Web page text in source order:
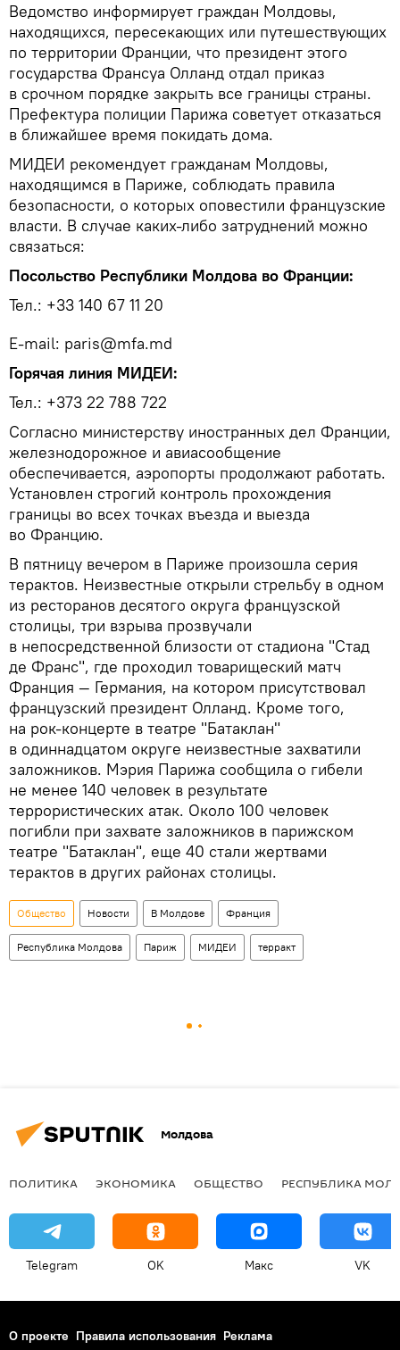
Ведомство информирует граждан Молдовы,
находящихся, пересекающих или путешествующих
по территории Франции, что президент этого
государства Франсуа Олланд отдал приказ
в срочном порядке закрыть все границы страны.
Префектура полиции Парижа советует отказаться
в ближайшее время покидать дома.
МИДЕИ рекомендует гражданам Молдовы,
находящимся в Париже, соблюдать правила
безопасности, о которых оповестили французские
власти. В случае каких-либо затруднений можно
связаться:
Посольство Республики Молдова во Франции:
Тел.: +33 140 67 11 20
E-mail: paris@mfa.md
Горячая линия МИДЕИ:
Тел.: +373 22 788 722
Согласно министерству иностранных дел Франции,
железнодорожное и авиасообщение
обеспечивается, аэропорты продолжают работать.
Установлен строгий контроль прохождения
границы во всех точках въезда и выезда
во Францию.
В пятницу вечером в Париже произошла серия
терактов. Неизвестные открыли стрельбу в одном
из ресторанов десятого округа французской
столицы, три взрыва прозвучали
в непосредственной близости от стадиона "Стад
де Франс", где проходил товарищеский матч
Франция — Германия, на котором присутствовал
французский президент Олланд. Кроме того,
на рок-концерте в театре "Батаклан"
в одиннадцатом округе неизвестные захватили
заложников. Мэрия Парижа сообщила о гибели
не менее 140 человек в результате
террористических атак. Около 100 человек
погибли при захвате заложников в парижском
театре "Батаклан", еще 40 стали жертвами
терактов в других районах столицы.
Общество Новости В Молдове Франция
Республика Молдова Париж МИДЕИ терракт
Молдова
ПОЛИТИКА ЭКОНОМИКА ОБЩЕСТВО РЕСПУБЛИКА
Telegram OK Макс VK
О проекте Правила использования Реклама